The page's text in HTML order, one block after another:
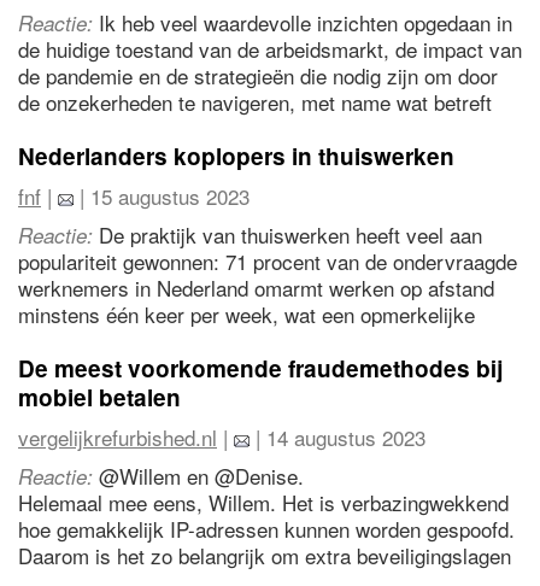
Reactie: Ik heb veel waardevolle inzichten opgedaan in
de huidige toestand van de arbeidsmarkt, de impact van
de pandemie en de strategieën die nodig zijn om door
de onzekerheden te navigeren, met name wat betreft
employer branding.
Nederlanders koplopers in thuiswerken
fnf | | 15 augustus 2023
Reactie: De praktijk van thuiswerken heeft veel aan
populariteit gewonnen: 71 procent van de ondervraagde
werknemers in Nederland omarmt werken op afstand
minstens één keer per week, wat een opmerkelijke
De meest voorkomende fraudemethodes bij
mobiel betalen
vergelijkrefurbished.nl | | 14 augustus 2023
Reactie: @Willem en @Denise.
Helemaal mee eens, Willem. Het is verbazingwekkend
hoe gemakkelijk IP-adressen kunnen worden gespoofd.
Daarom is het zo belangrijk om extra beveiligingslagen